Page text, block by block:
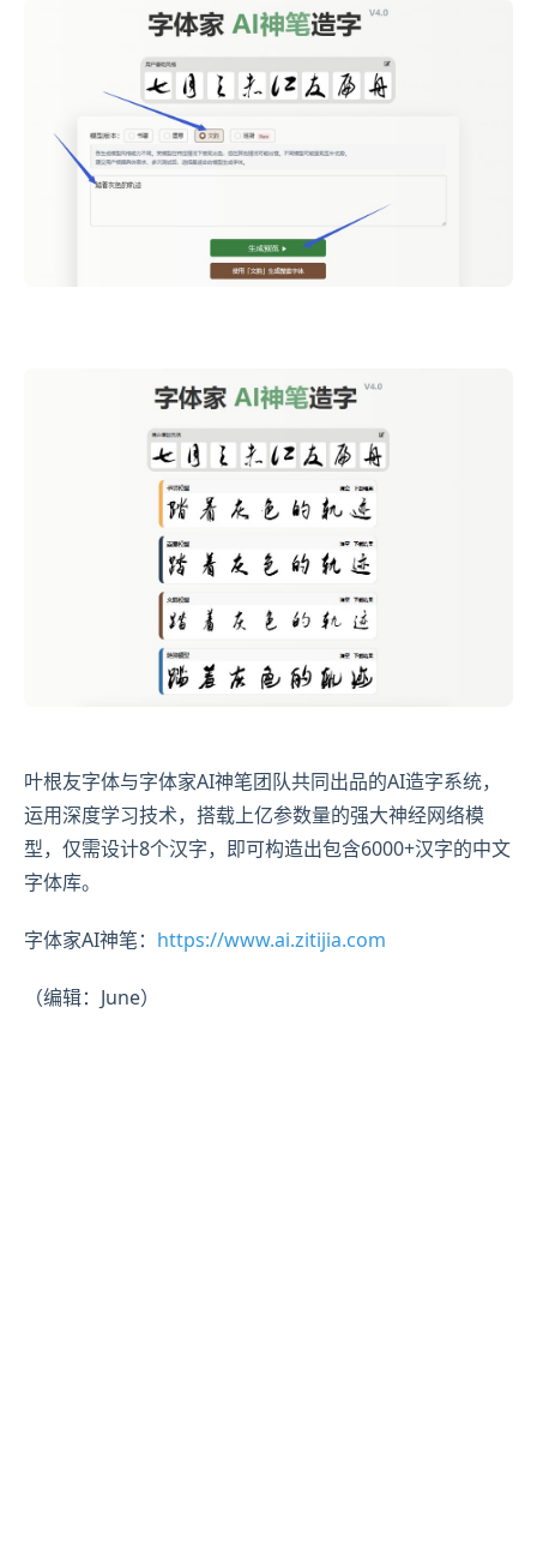
叶根友字体与字体家AI神笔团队共同出品的AI造字系统，
运用深度学习技术，搭载上亿参数量的强大神经网络模
型，仅需设计8个汉字，即可构造出包含6000+汉字的中文
字体库。
字体家AI神笔： https://www.ai.zitijia.com
（编辑：June）